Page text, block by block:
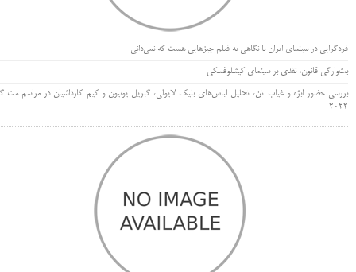
فردگرایی در سینمای ایران با نگاهی به فیلم چیزهایی هست که نمی‌دانی
بت‌وارگی قانون، نقدی بر سینمای کیشلوفسکی
بررسی حضور ابژه و غیاب تن، تحلیل لباس‌های بلیک لایولی، گبریل یونیون و کیم کارداشیان در مراسم مت
۲۰۲۲